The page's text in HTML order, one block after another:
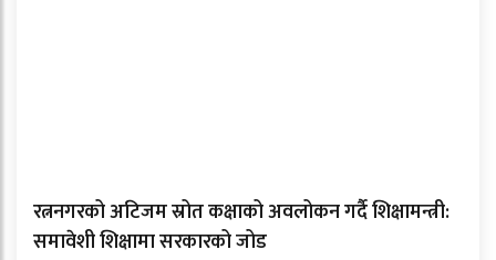
रत्ननगरको अटिजम स्रोत कक्षाको अवलोकन गर्दै शिक्षामन्त्री:
समावेशी शिक्षामा सरकारको जोड